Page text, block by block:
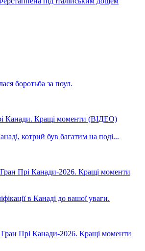
Канади. Кращі моменти (ВІДЕО)
Прі Канади-2026. Кращі моменти
Гран Прі Канади-2026. Кращі моменти